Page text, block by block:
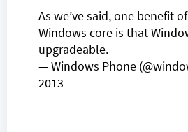
As we’ve said, one benefit
Windows core is that
upgradeable.
— Windows Phone
2013